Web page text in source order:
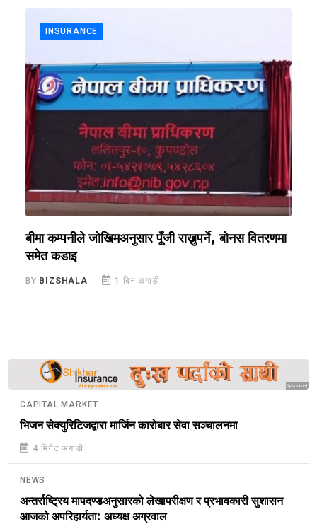
INSURANCE
बीमा कम्पनीले जोखिमअनुसार पूँजी राख्नुपर्ने, बोनस वितरणमा
समेत कडाइ
BY BIZSHALA 1 दिन अगाडी
Sponsored
CAPITAL MARKET
भिजन सेक्युरिटिजद्वारा मार्जिन कारोबार सेवा सञ्चालनमा
4 मिनेट अगाडी
NEWS
अन्तर्राष्ट्रिय मापदण्डअनुसारको लेखापरीक्षण र प्रभावकारी सुशासन
आजको अपरिहार्यता: अध्यक्ष अग्रवाल